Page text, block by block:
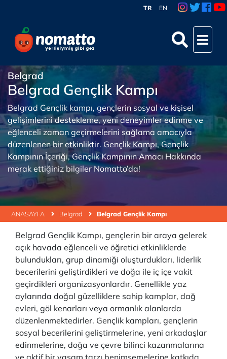
TR EN
ANASAYFA Belgrad Belgrad Gençlik Kampı
Belgrad
Belgrad Gençlik Kampı
Belgrad Gençlik kampı, gençlerin sosyal ve kişisel
gelişimlerini destekleme, yeni deneyimler edinme ve
eğlenceli zaman geçirmelerini sağlama amacıyla
düzenlenen bir etkinliktir. Gençlik Kampı, Gençlik
Kampının İçeriği, Gençlik Kampının Amacı Hakkında
merak ettiğiniz bilgiler Nomatto’da!
Belgrad Gençlik Kampı, gençlerin bir araya gelerek
açık havada eğlenceli ve öğretici etkinliklerde
bulundukları, grup dinamiği oluşturdukları, liderlik
becerilerini geliştirdikleri ve doğa ile iç içe vakit
geçirdikleri organizasyonlardır. Genellikle yaz
aylarında doğal güzelliklere sahip kamplar, dağ
evleri, göl kenarları veya ormanlık alanlarda
düzenlenmektedirler. Gençlik kampları, gençlerin
sosyal becerilerini geliştirmelerine, yeni arkadaşlar
edinmelerine, doğa ve çevre bilinci kazanmalarına
ve aktif bir yaşam tarzı benimsemelerine katkıda